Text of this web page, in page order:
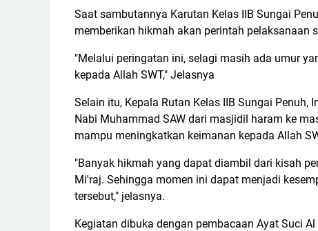
Saat sambutannya Karutan Kelas IIB Sungai
memberikan hikmah akan perintah
"Melalui peringatan ini, selagi masih ada umur
kepada Allah SWT," Jelasnya
Selain itu, Kepala Rutan Kelas IIB Sungai
Nabi Muhammad SAW dari masjidil haram ke
mampu meningkatkan keimanan kepada Allah
"Banyak hikmah yang dapat diambil dari kisah
Mi'raj. Sehingga momen ini dapat menjadi
tersebut," jelasnya.
Kegiatan dibuka dengan pembacaan Ayat Suci